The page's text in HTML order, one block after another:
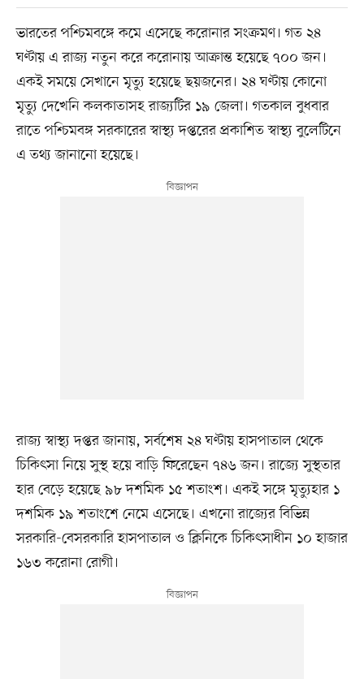
ভারতের পশ্চিমবঙ্গে কমে এসেছে করোনার সংক্রমণ। গত ২৪
ঘণ্টায় এ রাজ্য নতুন করে করোনায় আক্রান্ত হয়েছে ৭০০ জন।
একই সময়ে সেখানে মৃত্যু হয়েছে ছয়জনের। ২৪ ঘণ্টায় কোনো
মৃত্যু দেখেনি কলকাতাসহ রাজ্যটির ১৯ জেলা। গতকাল বুধবার
রাতে পশ্চিমবঙ্গ সরকারের স্বাস্থ্য দপ্তরের প্রকাশিত স্বাস্থ্য বুলেটিনে
এ তথ্য জানানো হয়েছে।
রাজ্য স্বাস্থ্য দপ্তর জানায়, সর্বশেষ ২৪ ঘণ্টায় হাসপাতাল থেকে
চিকিৎসা নিয়ে সুস্থ হয়ে বাড়ি ফিরেছেন ৭৪৬ জন। রাজ্যে সুস্থতার
হার বেড়ে হয়েছে ৯৮ দশমিক ১৫ শতাংশ। একই সঙ্গে মৃত্যুহার ১
দশমিক ১৯ শতাংশে নেমে এসেছে। এখনো রাজ্যের বিভিন্ন
সরকারি-বেসরকারি হাসপাতাল ও ক্লিনিকে চিকিৎসাধীন ১০ হাজার
১৬৩ করোনা রোগী।